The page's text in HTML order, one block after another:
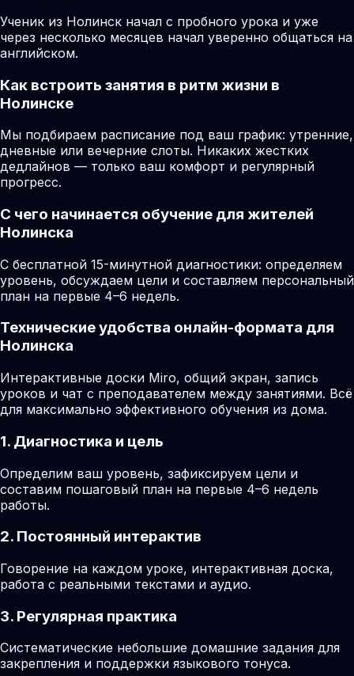
Ученик из Нолинск начал с пробного урока и уже
через несколько месяцев начал уверенно общаться на
английском.
Как встроить занятия в ритм жизни в
Нолинске
Мы подбираем расписание под ваш график: утренние,
дневные или вечерние слоты. Никаких жестких
дедлайнов — только ваш комфорт и регулярный
прогресс.
С чего начинается обучение для жителей
Нолинска
С бесплатной 15-минутной диагностики: определяем
уровень, обсуждаем цели и составляем персональный
план на первые 4–6 недель.
Технические удобства онлайн-формата для
Нолинска
Интерактивные доски Miro, общий экран, запись
уроков и чат с преподавателем между занятиями. Всё
для максимально эффективного обучения из дома.
1. Диагностика и цель
Определим ваш уровень, зафиксируем цели и
составим пошаговый план на первые 4–6 недель
работы.
2. Постоянный интерактив
Говорение на каждом уроке, интерактивная доска,
работа с реальными текстами и аудио.
3. Регулярная практика
Систематические небольшие домашние задания для
закрепления и поддержки языкового тонуса.